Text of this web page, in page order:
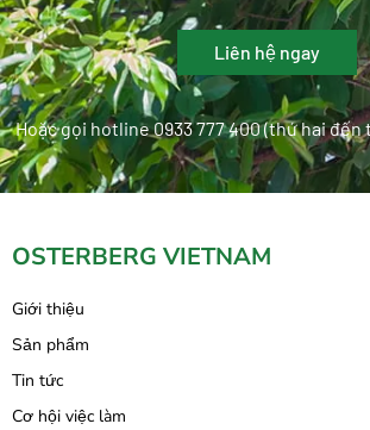
Liên hệ ngay
Hoặc gọi hotline 0933 777 400 (thứ hai đến
OSTERBERG VIETNAM
Giới thiệu
Sản phẩm
Tin tức
Cơ hội việc làm